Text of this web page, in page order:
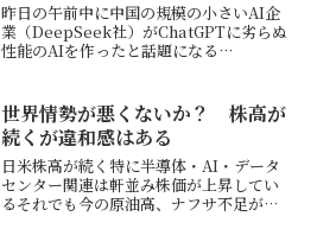
昨日の午前中に中国の規模の小さいAI企
業（DeepSeek社）がChatGPTに劣らぬ
性能のAIを作ったと話題になる
DeepSeekR1を作るのにかかった費用が
非常...
世界情勢が悪くないか？ 株高が
続くが違和感はある
日米株高が続く特に半導体・AI・データ
センター関連は軒並み株価が上昇してい
るそれでも今の原油高、ナフサ不足が続